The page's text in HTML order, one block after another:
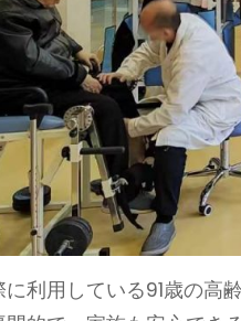
に利用している91歳の高